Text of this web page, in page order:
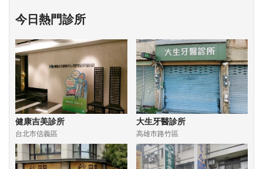
今日熱門診所
健康吉美診所
台北市信義區
大生牙醫診所
高雄市路竹區